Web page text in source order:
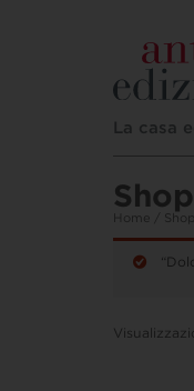
La casa
Shop
Home / Shop